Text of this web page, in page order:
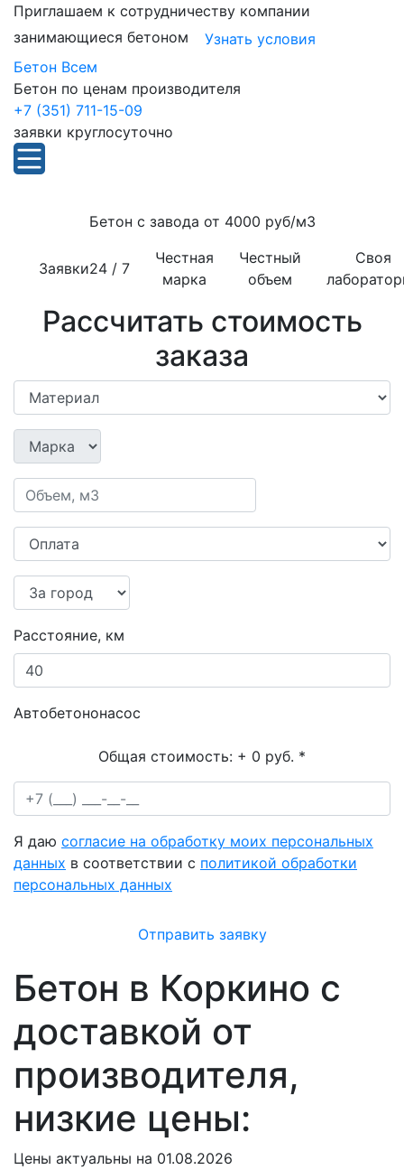
Приглашаем к сотрудничеству компании
занимающиеся бетоном
Узнать условия
Бетон Всем
Бетон по ценам производителя
+7 (351) 711-15-09
заявки круглосуточно
Бетон с завода от 4000 руб/м3
Заявки24 / 7
Честная
марка
Честный
объем
Своя
Рассчитать стоимость
заказа
Расстояние, км
Автобетононасос
Общая стоимость: + 0 руб. *
Я даю согласие на обработку моих персональных
данных в соответствии с политикой обработки
персональных данных
Отправить заявку
Бетон в Коркино с
доставкой от
производителя,
низкие цены:
Цены актуальны на 01.08.2026